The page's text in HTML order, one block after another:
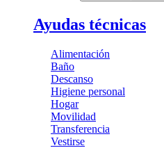
Ayudas técnicas
Alimentación
Baño
Descanso
Higiene personal
Hogar
Movilidad
Transferencia
Vestirse